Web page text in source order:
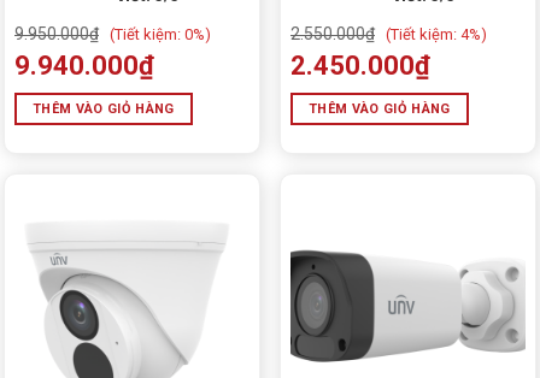
9.950.000₫ (Tiết kiệm: 0%)
9.940.000₫
THÊM VÀO GIỎ HÀNG
2.550.000₫ (Tiết kiệm: 4%)
2.450.000₫
THÊM VÀO GIỎ HÀNG